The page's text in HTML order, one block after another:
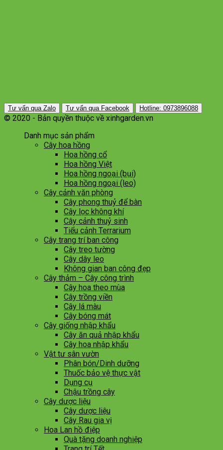
Tư vấn qua Zalo Tư vấn qua Facebook Hotline: 0973896088
© 2020 - Bản quyền thuộc về xinhgarden.vn
Danh mục sản phẩm
Cây hoa hồng
Hoa hồng cổ
Hoa hồng Việt
Hoa hồng ngoại (bụi)
Hoa hồng ngoại (leo)
Cây cảnh văn phòng
Cây phong thuỷ để bàn
Cây lọc không khí
Cây cảnh thuỷ sinh
Tiểu cảnh Terrarium
Cây trang trí ban công
Cây treo tường
Cây dây leo
Không gian ban công đẹp
Cây thảm – Cây công trình
Cây hoa theo mùa
Cây trồng viền
Cây lá màu
Cây bóng mát
Cây giống nhập khẩu
Cây ăn quả nhập khẩu
Cây hoa nhập khẩu
Vật tư sân vườn
Phân bón/Dinh dưỡng
Thuốc bảo vệ thực vật
Dụng cụ
Chậu trồng cây
Cây dược liệu
Cây dược liệu
Cây Rau gia vị
Hoa Lan hồ điệp
Quà tặng doanh nghiệp